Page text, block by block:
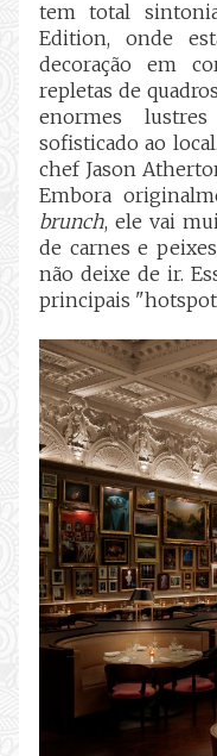
tem total
Edition, onde
decoração em
repletas de
enormes
sofisticado ao
chef Jason
Embora
brunch, ele vai
de carnes e
não deixe de ir.
principais